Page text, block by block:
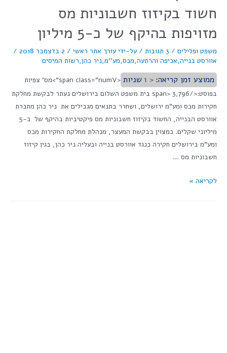
חשוד בקיזוז חשבוניות מס
מזויפות בהיקף של כ-5 מיליון
משפט ופלילים / 3 תגובות / על-ידי עורך אתר ראשי / 2 בדצמבר 2018
/
אוורסט בנייה,אכיפה והרתעה,מכס,מע''מ,ניר כהן,רשות המיסים
ממוצע זמן קריאה: < 1 שניות
<span class="numV">מס' צפיות
בפוסט:</span> 3,796 בית משפט השלום בירושלים נעתר לבקשת מחלקת
חקירות מכס ומע"מ ירושלים, ושחרר בתנאים מגבילים את ניר כהן מחברת
אוורסט הבנייה, החשוד בקיזוז חשבוניות מס פיקטיביות בהיקף של כ-5
מיליוני שקלים. כמצוין בבקשת המעצר, מנהלת מחלקת החקירות מכס
ומע"מ בירושלים חקירה כנגד אוורסט בנייה ובעליה ניר כהן, בגין קיזוז
חשבוניות מס …
לקריאה »